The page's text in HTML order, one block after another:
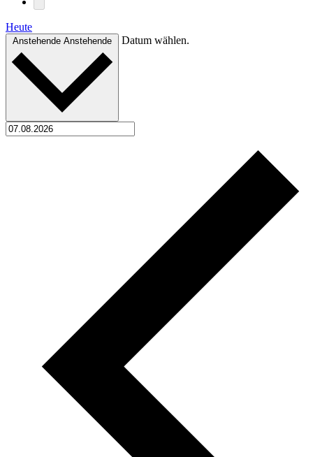
Heute
Anstehende Anstehende Datum wählen.